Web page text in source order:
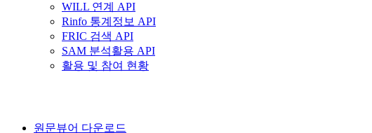
WILL 연계 API
Rinfo 통계정보 API
FRIC 검색 API
SAM 분석활용 API
활용 및 참여 현황
원문뷰어 다운로드